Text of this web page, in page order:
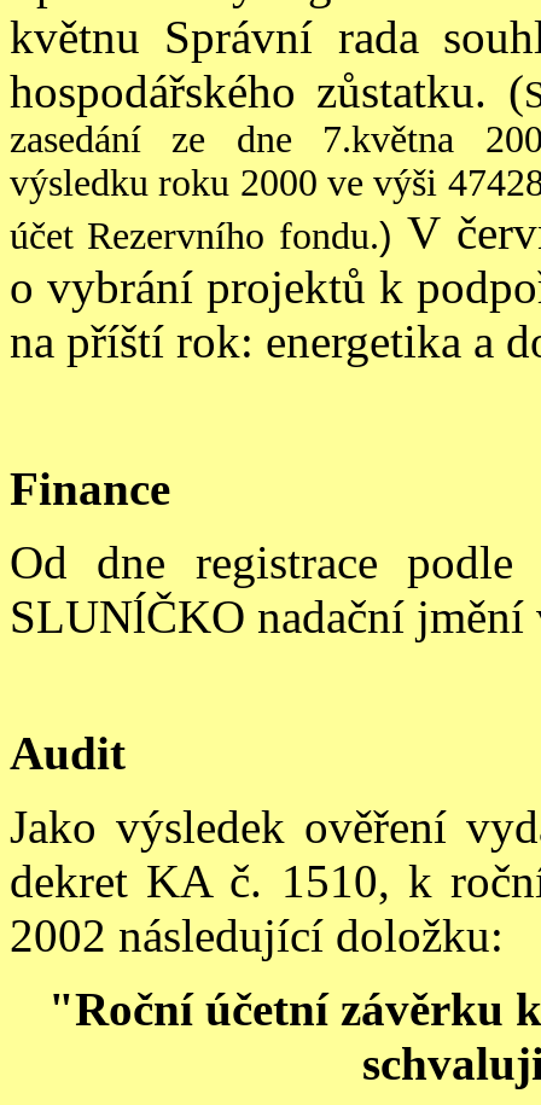
květnu Správní rada
hospodářského zůstatku. (
zasedání ze dne 7.května
výsledku roku 2000 ve výši
účet Rezervního fondu.) V
o vybrání projektů k
na příští rok: energetika a
Finance
Od dne registrace podle
SLUNĺČKO nadační
Audit
Jako výsledek ověření
dekret KA č. 1510, k
2002 následující doložku:
"Roční účetní závěrku